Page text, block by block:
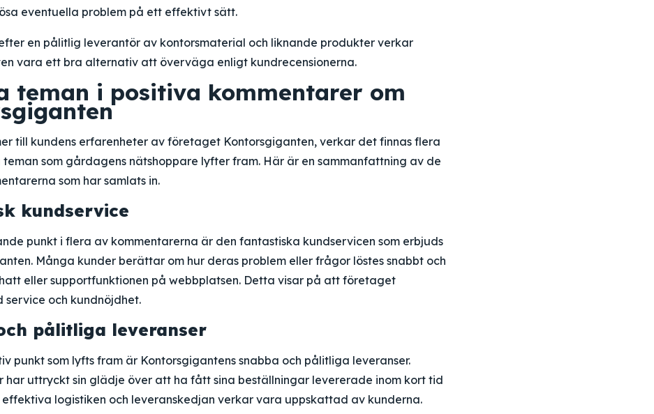
eventuella problem på ett effektivt sätt.
en pålitlig leverantör av kontorsmaterial och liknande produkter verkar
vara ett bra alternativ att överväga enligt kundrecensionerna.
teman i positiva kommentarer om
till kundens erfarenheter av företaget Kontorsgiganten, verkar det finnas flera
teman som gårdagens nätshoppare lyfter fram. Här är en sammanfattning av de
som har samlats in.
kundservice
punkt i flera av kommentarerna är den fantastiska kundservicen som erbjuds
Många kunder berättar om hur deras problem eller frågor löstes snabbt och
eller supportfunktionen på webbplatsen. Detta visar på att företaget
service och kundnöjdhet.
pålitliga leveranser
punkt som lyfts fram är Kontorsgigantens snabba och pålitliga leveranser.
har uttryckt sin glädje över att ha fått sina beställningar levererade inom kort tid
effektiva logistiken och leveranskedjan verkar vara uppskattad av kunderna.